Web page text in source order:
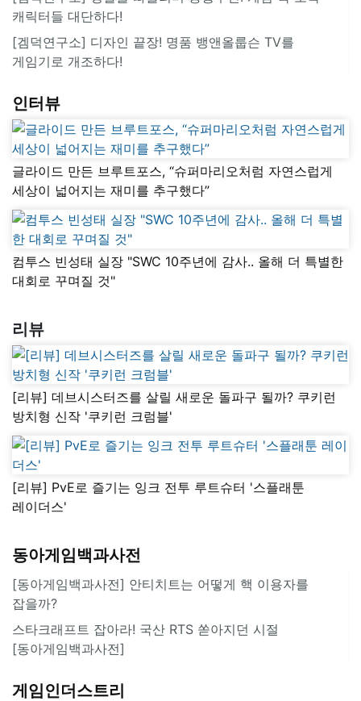
캐릭터들 대단하다!
[겜덕연구소] 디자인 끝장! 명품 뱅앤올룹슨 TV를
게임기로 개조하다!
인터뷰
글라이드 만든 브루트포스, “슈퍼마리오처럼 자연스럽게
세상이 넓어지는 재미를 추구했다”
컴투스 빈성태 실장 "SWC 10주년에 감사.. 올해 더 특별한
대회로 꾸며질 것"
리뷰
[리뷰] 데브시스터즈를 살릴 새로운 돌파구 될까? 쿠키런
방치형 신작 '쿠키런 크럼블'
[리뷰] PvE로 즐기는 잉크 전투 루트슈터 '스플래툰
레이더스'
동아게임백과사전
[동아게임백과사전] 안티치트는 어떻게 핵 이용자를
잡을까?
스타크래프트 잡아라! 국산 RTS 쏟아지던 시절
[동아게임백과사전]
게임인더스트리